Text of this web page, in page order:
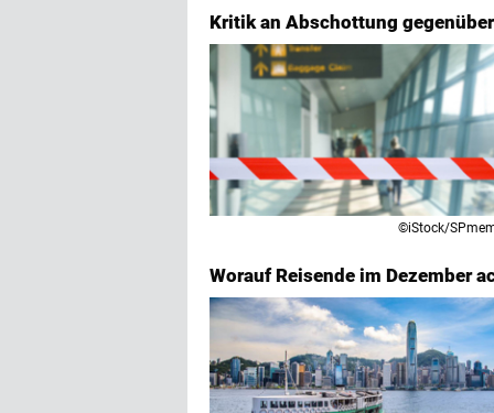
Kritik an Abschottung
©iStock/
Worauf Reisende im Dezember